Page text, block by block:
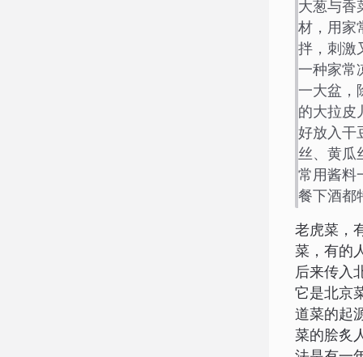
大葱与香
材，用家
拌，刺激
一种家常
一大盆，
的大拉皮
好放入干
丝、黄瓜
常用酱料
餐下酒都
老虎菜，
菜，有的
后来传入
它是北京
道菜的起
菜的脍炙